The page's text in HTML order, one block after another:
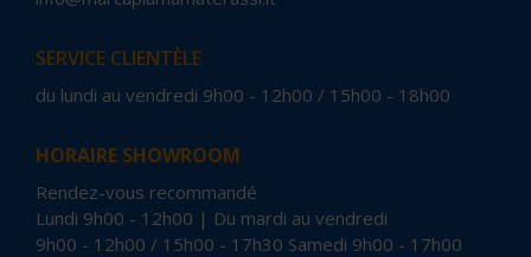
SERVICE CLIENTÈLE
du lundi au vendredi 9h00 - 12h00 / 15h00 - 18h00
HORAIRE SHOWROOM
Rendez-vous recommandé
Lundi 9h00 - 12h00 | Du mardi au vendredi
9h00 - 12h00 / 15h00 - 17h30 Samedi 9h00 - 17h00